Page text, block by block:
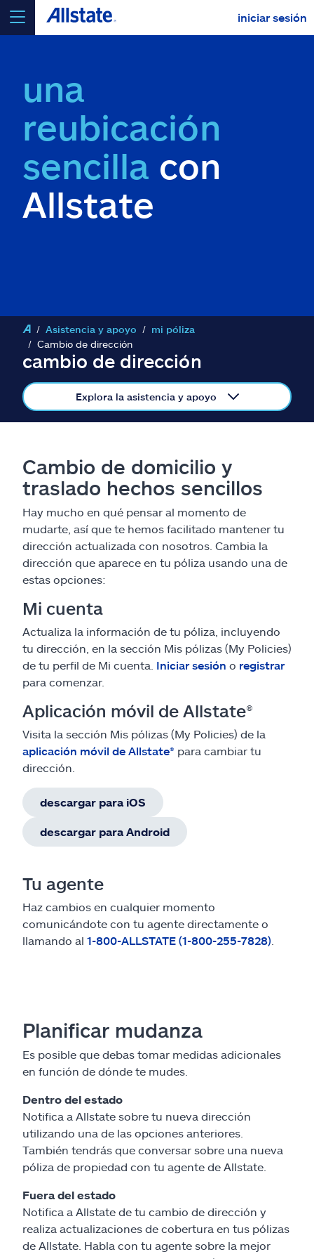
iniciar sesión
Select a Product
Reclamos
Asistencia y apoyo
Buscar agente
Ashburn, VA 20146
English
una
reubicación
sencilla con
Allstate
Asistencia y apoyo
mi póliza
Cambio de dirección
cambio de dirección
Explora la asistencia y apoyo
Cambio de domicilio y
traslado hechos sencillos
Hay mucho en qué pensar al momento de
mudarte, así que te hemos facilitado mantener tu
dirección actualizada con nosotros. Cambia la
dirección que aparece en tu póliza usando una de
estas opciones:
Mi cuenta
Actualiza la información de tu póliza, incluyendo
tu dirección, en la sección Mis pólizas (My Policies)
de tu perfil de Mi cuenta. Iniciar sesión o registrar
para comenzar.
Aplicación móvil de Allstate®
Visita la sección Mis pólizas (My Policies) de la
aplicación móvil de Allstate® para cambiar tu
dirección.
descargar para iOS
descargar para Android
Tu agente
Haz cambios en cualquier momento
comunicándote con tu agente directamente o
llamando al 1-800-ALLSTATE (1-800-255-7828)
Planificar mudanza
Es posible que debas tomar medidas adicionales
en función de dónde te mudes.
Dentro del estado
Notifica a Allstate sobre tu nueva dirección
utilizando una de las opciones anteriores.
También tendrás que conversar sobre una nueva
póliza de propiedad con tu agente de Allstate.
Fuera del estado
Notifica a Allstate de tu cambio de dirección y
realiza actualizaciones de cobertura en tus pólizas
de Allstate. Habla con tu agente sobre la mejor